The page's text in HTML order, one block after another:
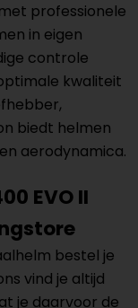
professionele
in eigen
controle
kwaliteit
biedt helmen
aerodynamica.
EVO II
bestel je
vind je altijd
je daarvoor de